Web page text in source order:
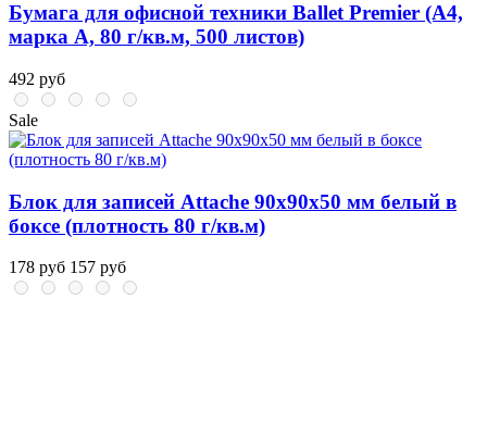
Бумага для офисной техники Ballet Premier (А4,
марка A, 80 г/кв.м, 500 листов)
492 руб
Sale
Блок для записей Attache 90x90x50 мм белый в
боксе (плотность 80 г/кв.м)
178 руб 157 руб